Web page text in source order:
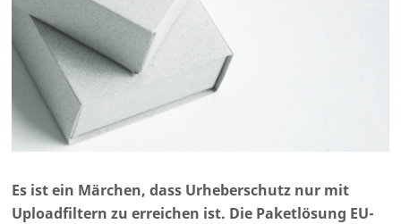
Es ist ein Märchen, dass Urheberschutz nur mit
Uploadfiltern zu erreichen ist. Die Paketlösung EU-